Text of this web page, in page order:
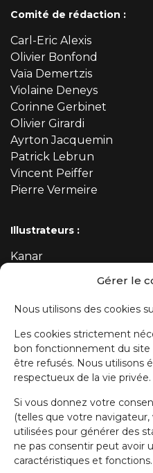
Gérer le
Nous utilisons des cookies
Les cookies strictement
bon fonctionnement du
être refusés. Nous utilisons
respectueux de la vie privée.
Si vous donnez votre
(telles que votre
utilisées pour générer des
ne pas consentir peut avoir
caractéristiques et fonctions.
Comité de rédaction :
Carl-Eric Alexis
Olivier Bonfond
Vaïa Demertzis
Violaine Deneys
Corinne Gerbinet
Olivier Girardi
Ayrton Jacquemin
Patrick Lebrun
Vincent Peiffer
Pierre Vermeire
Illustrateurs :
Kanar
ABONNEZ-VOUS À
Prénom
Nom de famille
E-mail